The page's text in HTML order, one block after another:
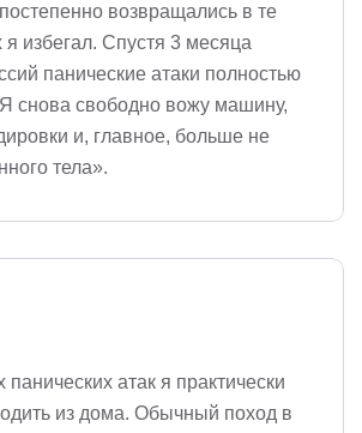
возвращались в те
я избегал. Спустя 3 месяца
панические атаки полностью
снова свободно вожу машину,
и, главное, больше не
тела».
атак я практически
из дома. Обычный поход в